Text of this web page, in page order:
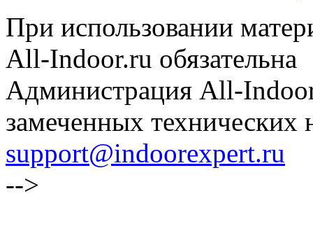
При использовании
All-Indoor.ru обязательна
Администрация All-
замеченных технических
support@indoorexpert.ru
-->